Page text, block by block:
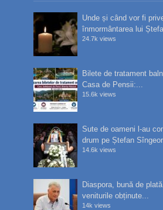
Unde și când vor fi
înmormântarea lui
24.7k views
Bilete de tratament
Casa de Pensii:...
15.6k views
Sute de oameni l-au
drum pe Ștefan
14.6k views
Diaspora, bună de
veniturile obținute...
14k views